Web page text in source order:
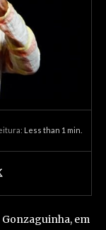
Less than 1 min.
em